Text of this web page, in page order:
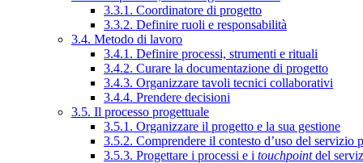
3.3.1. Coordinatore di progetto
3.3.2. Definire ruoli e responsabilità
3.4. Metodo di lavoro
3.4.1. Definire processi, strumenti e rituali
3.4.2. Curare la documentazione di progetto
3.4.3. Organizzare tavoli tecnici collaborativi
3.4.4. Prendere decisioni
3.5. Il processo progettuale
3.5.1. Organizzare il progetto e la sua gestione
3.5.2. Comprendere il contesto d’uso del servizio
3.5.3. Progettare i processi e i touchpointdel